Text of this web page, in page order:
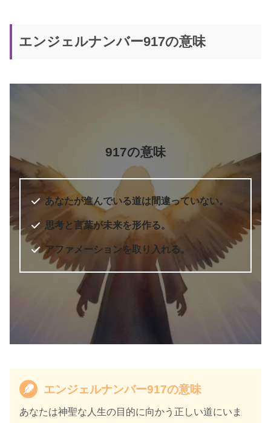
エンジェルナンバー917の意味
917の意味
あなたが進んでいる道は間違っていない。
思考と言葉が未来を形作る。
アファメーションを取り入れる。
エンジェルナンバー917の意味
あなたは神聖な人生の目的に向かう正しい道にいま